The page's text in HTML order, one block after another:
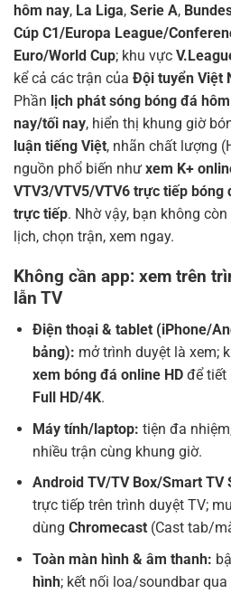
hôm nay, La Liga, Serie A,
Cúp C1/Europa League/
Euro/World Cup; khu vực
kể cả các trận của Đội tuyển Việt
Phần lịch phát sóng bóng đá
nay/tối nay, hiển thị khung giờ
luận tiếng Việt, nhãn chất lượng
nguồn phổ biến như xem K+
VTV3/VTV5/VTV6 trực tiếp bóng
trực tiếp. Nhờ vậy, bạn không
lịch, chọn trận, xem ngay.
Không cần app: xem trên
lẫn TV
Điện thoại & tablet (iPhone/
bảng): mở trình duyệt là xem;
xem bóng đá online HDđể tiết
Full HD/4K.
Máy tính/laptop: tiện đa
nhiều trận cùng khung giờ.
Android TV/TV Box/Smart TV
trực tiếp trên trình duyệt TV;
dùng Chromecast(Cast tab/
Toàn màn hình & âm thanh:
hình; kết nối loa/soundbar qua